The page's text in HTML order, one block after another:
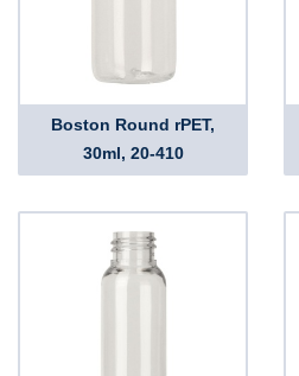
Boston Round rPET,
30ml, 20-410